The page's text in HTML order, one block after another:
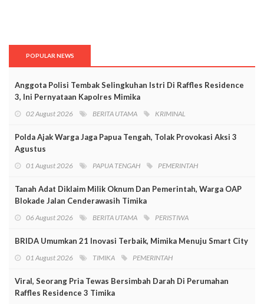
POPULAR NEWS
Anggota Polisi Tembak Selingkuhan Istri Di Raffles Residence
3, Ini Pernyataan Kapolres Mimika
02 August 2026 BERITA UTAMA KRIMINAL
Polda Ajak Warga Jaga Papua Tengah, Tolak Provokasi Aksi 3
Agustus
01 August 2026 PAPUA TENGAH PEMERINTAH
Tanah Adat Diklaim Milik Oknum Dan Pemerintah, Warga OAP
Blokade Jalan Cenderawasih Timika
06 August 2026 BERITA UTAMA PERISTIWA
BRIDA Umumkan 21 Inovasi Terbaik, Mimika Menuju Smart City
01 August 2026 TIMIKA PEMERINTAH
Viral, Seorang Pria Tewas Bersimbah Darah Di Perumahan
Raffles Residence 3 Timika